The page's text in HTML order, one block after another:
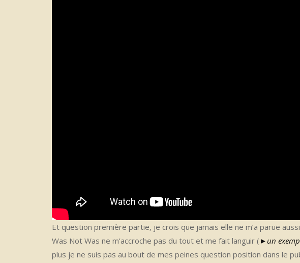
Et question première partie, je crois que jamais elle ne m’a parue
Was Not Was ne m’accroche pas du tout et me fait languir ( ►un
plus je ne suis pas au bout de mes peines question position dans le